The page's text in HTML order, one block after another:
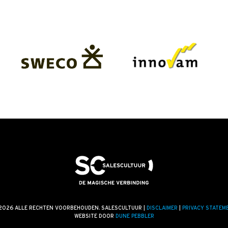
ALLE RECHTEN VOORBEHOUDEN. SALESCULTUUR | DISCLAIMER
PRIVACY
WEBSITE DOOR
DUNE PEBBLER